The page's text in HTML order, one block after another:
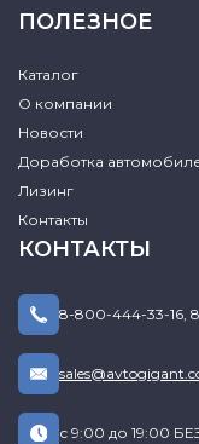
ПОЛЕЗНОЕ
Каталог
О компании
Новости
Доработка
Лизинг
Контакты
КОНТАКТЫ
8-800-444-33-16,
с 9:00 до 19:00